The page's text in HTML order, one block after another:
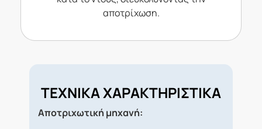
αποτρίχωση.
ΤΕΧΝΙΚΑ ΧΑΡΑΚΤΗΡΙΣΤΙΚΑ
Αποτριχωτική μηχανή: